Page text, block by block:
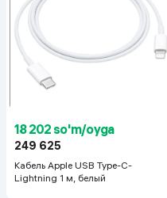
18 202 so'm/oyga
249 625
Кабель Apple USB Type-C-
Lightning 1 м, белый